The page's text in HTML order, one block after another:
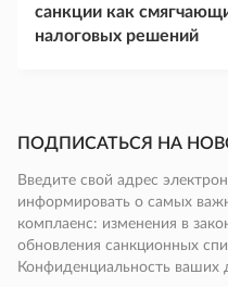
санкции как
налоговых решений
ПОДПИСАТЬСЯ НА
Введите свой адрес
информировать о самых
комплаенс: изменения в
обновления санкционных
Конфиденциальность ваших